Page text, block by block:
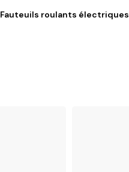
Fauteuils roulants électriques